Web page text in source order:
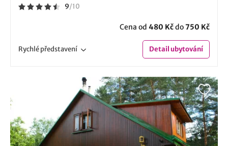
9/10
Cena od 480 Kčdo750 Kč
Rychlépředstavení Detailubytování